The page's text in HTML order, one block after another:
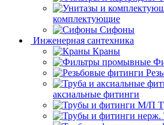
комплектующие
Сифоны
Инженерная сантехника
Краны
аксиальные фитинги